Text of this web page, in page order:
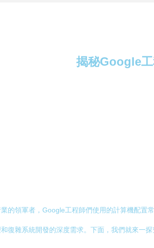
揭秘Google
的領軍者，Google工程師們使用的計算機配置
復雜系統開發的深度需求。下面，我們就來一探